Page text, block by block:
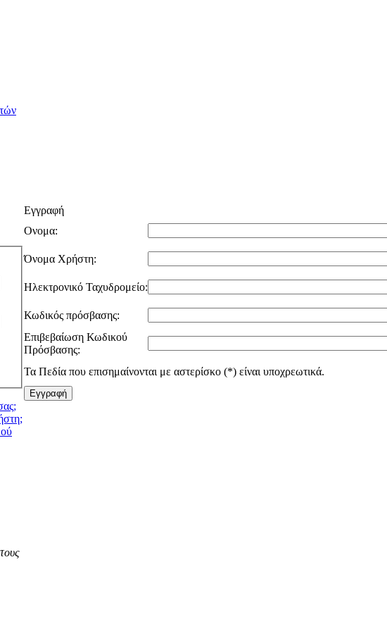
Εγγραφή
Ονομα:
Όνομα Χρήστη:
Ηλεκτρονικό Ταχυδρομείο:
Κωδικός πρόσβασης:
Επιβεβαίωση Κωδικού
Πρόσβασης:
Τα Πεδία που επισημαίνονται με αστερίσκο (*) είναι υποχρεωτικά.
Εγγραφή